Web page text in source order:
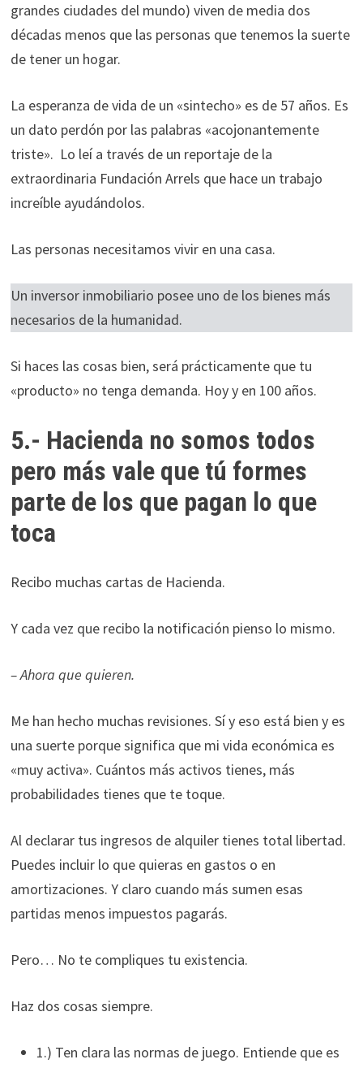
grandes ciudades del mundo) viven de media dos
décadas menos que las personas que tenemos la suerte
de tener un hogar.
La esperanza de vida de un «sintecho» es de 57 años. Es
un dato perdón por las palabras «acojonantemente
triste». Lo leí a través de un reportaje de la
extraordinaria Fundación Arrels que hace un trabajo
increíble ayudándolos.
Las personas necesitamos vivir en una casa.
Un inversor inmobiliario posee uno de los bienes más
necesarios de la humanidad.
Si haces las cosas bien, será prácticamente que tu
«producto» no tenga demanda. Hoy y en 100 años.
5.- Hacienda no somos todos
pero más vale que tú formes
parte de los que pagan lo que
toca
Recibo muchas cartas de Hacienda.
Y cada vez que recibo la notificación pienso lo mismo.
– Ahora que quieren.
Me han hecho muchas revisiones. Sí y eso está bien y es
una suerte porque significa que mi vida económica es
«muy activa». Cuántos más activos tienes, más
probabilidades tienes que te toque.
Al declarar tus ingresos de alquiler tienes total libertad.
Puedes incluir lo que quieras en gastos o en
amortizaciones. Y claro cuando más sumen esas
partidas menos impuestos pagarás.
Pero… No te compliques tu existencia.
Haz dos cosas siempre.
1.) Ten clara las normas de juego. Entiende que es